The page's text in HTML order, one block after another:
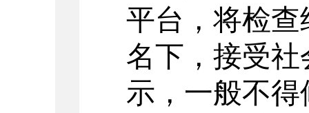
平台，将检
名下，接受
示，一般不